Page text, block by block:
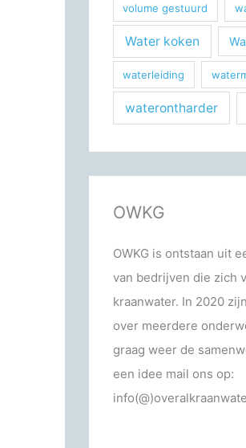
volume gestuurd
Water koken
waterleiding
waterontharder
OWKG
OWKG is ontstaan uit
van bedrijven die zich
kraanwater. In 2020
over meerdere
graag weer de
een idee mail ons op: